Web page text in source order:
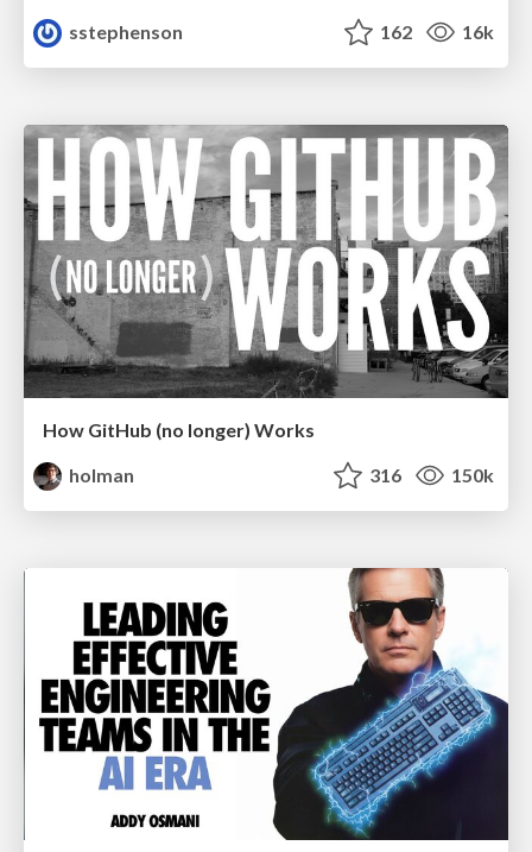
sstephenson
162 16k
How GitHub (no longer) Works
holman
316 150k